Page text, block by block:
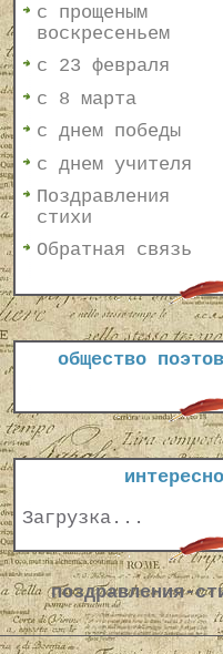
с прощеным
воскресеньем
с 23 февраля
с 8 марта
с днем победы
с днем учителя
Поздравления
стихи
Обратная связь
общество поэтов
интересно
Загрузка...
поздравления-